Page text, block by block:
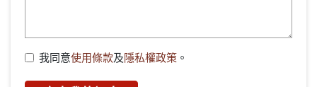
我同意使用條款及隱私權政策 。